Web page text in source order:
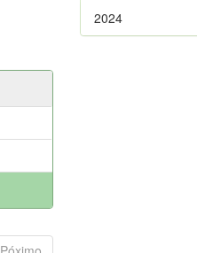
2024